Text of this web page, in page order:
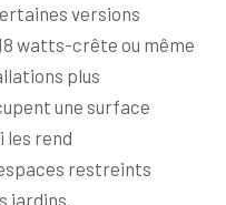
versions
watts-crête ou même
plus
une surface
les rend
restreints
jardins.